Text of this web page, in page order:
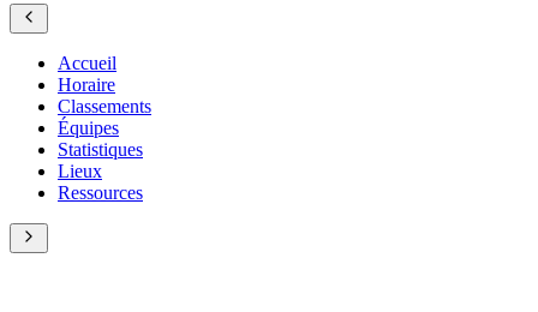
Accueil
Horaire
Classements
Équipes
Statistiques
Lieux
Ressources